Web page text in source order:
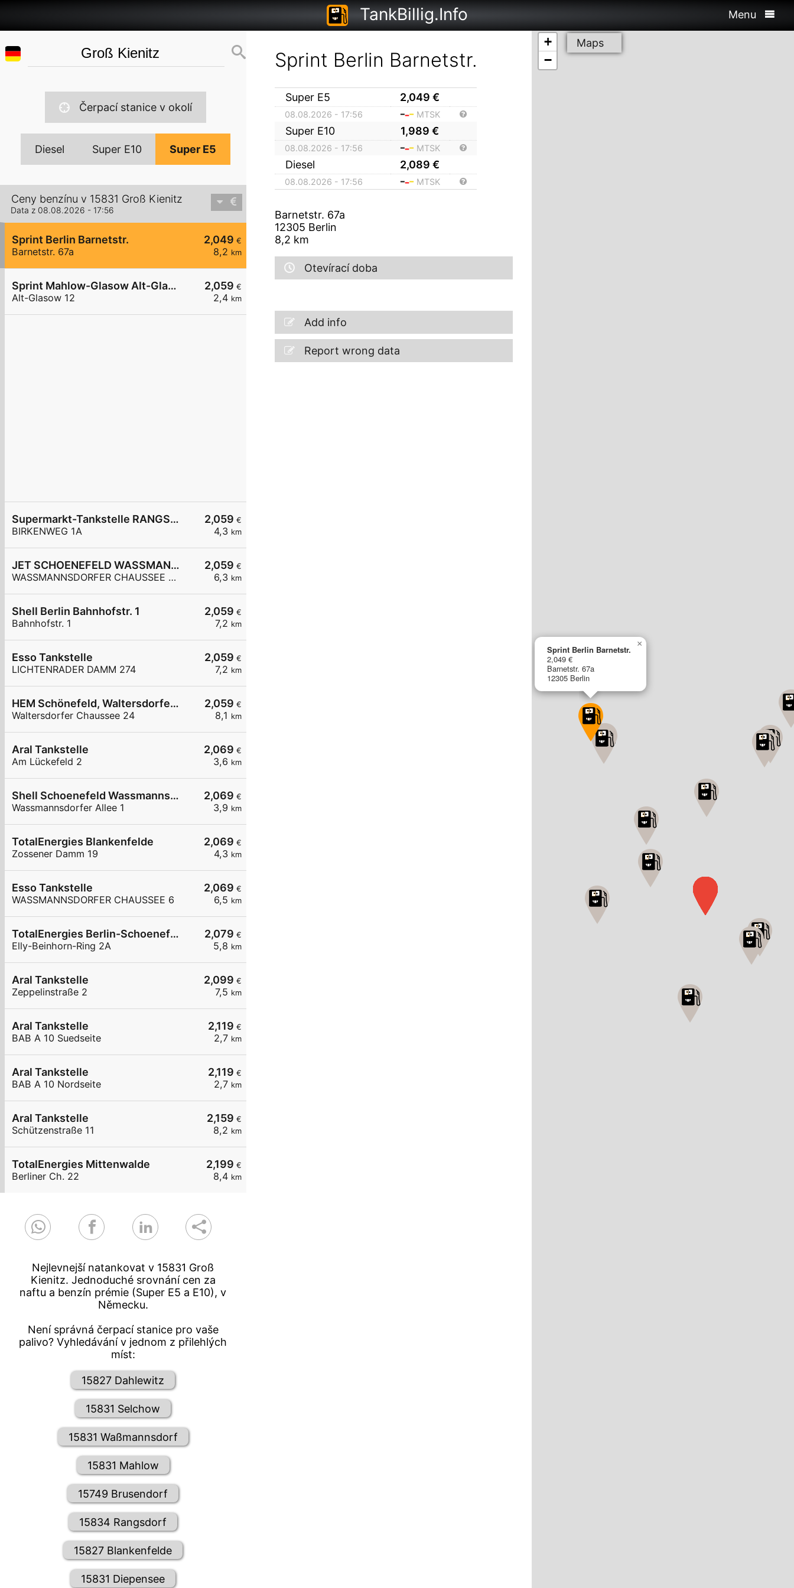
TankBillig.Info Menu
Čerpací stanice v okolí
Diesel Super E10 Super E5
Ceny benzínu v 15831 Groß Kienitz
Data z 08.08.2026 - 17:56
2,049 €
8,2 km
Sprint Berlin Barnetstr.
Barnetstr. 67a
2,059 €
2,4 km
Sprint Mahlow-Glasow Alt-Glasow
Alt-Glasow 12
2,059 €
4,3 km
Supermarkt-Tankstelle RANGSDORF BIRKENWEG 1A
BIRKENWEG 1A
2,059 €
6,3 km
JET SCHOENEFELD WASSMANNSDORFER CHAUSSEE 20
WASSMANNSDORFER CHAUSSEE 20
2,059 €
7,2 km
Shell Berlin Bahnhofstr. 1
Bahnhofstr. 1
2,059 €
7,2 km
Esso Tankstelle
LICHTENRADER DAMM 274
2,059 €
8,1 km
HEM Schönefeld, Waltersdorfer Chaussee
Waltersdorfer Chaussee 24
2,069 €
3,6 km
Aral Tankstelle
Am Lückefeld 2
2,069 €
3,9 km
Shell Schoenefeld Wassmannsdorfer Allee 1
Wassmannsdorfer Allee 1
2,069 €
4,3 km
TotalEnergies Blankenfelde
Zossener Damm 19
2,069 €
6,5 km
Esso Tankstelle
WASSMANNSDORFER CHAUSSEE 6
2,079 €
5,8 km
TotalEnergies Berlin-Schoenefeld
Elly-Beinhorn-Ring 2A
2,099 €
7,5 km
Aral Tankstelle
Zeppelinstraße 2
2,119 €
2,7 km
Aral Tankstelle
BAB A 10 Suedseite
2,119 €
2,7 km
Aral Tankstelle
BAB A 10 Nordseite
2,159 €
8,2 km
Aral Tankstelle
Schützenstraße 11
2,199 €
8,4 km
TotalEnergies Mittenwalde
Berliner Ch. 22
Nejlevnejší natankovat v 15831 Groß
Kienitz. Jednoduché srovnání cen za
naftu a benzín prémie (Super E5 a E10), v
Německu.
Není správná čerpací stanice pro vaše
palivo? Vyhledávání v jednom z přilehlých
míst:
15827 Dahlewitz
15831 Selchow
15831 Waßmannsdorf
15831 Mahlow
15749 Brusendorf
15834 Rangsdorf
15827 Blankenfelde
15831 Diepensee
Sprint Berlin Barnetstr.
Super E5 2,049 €
08.08.2026 - 17:56 MTSK
Super E10 1,989 €
08.08.2026 - 17:56 MTSK
Diesel 2,089 €
08.08.2026 - 17:56 MTSK
Barnetstr. 67a
12305 Berlin
8,2 km
Otevírací doba
Add info
Report wrong data
Sprint Berlin Barnetstr.
2,049 €
Barnetstr. 67a
12305 Berlin
×
+
−
Maps